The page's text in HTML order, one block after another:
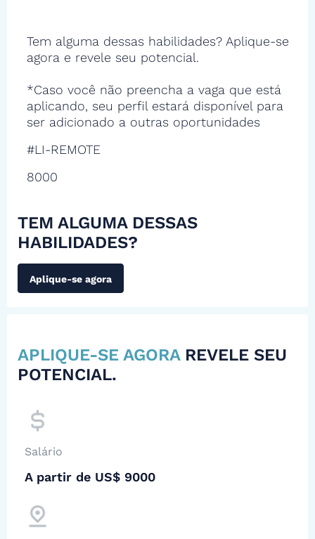
Tem alguma dessas habilidades? Aplique-se
agora e revele seu potencial.
*Caso você não preencha a vaga que está
aplicando, seu perfil estará disponível para
ser adicionado a outras oportunidades
#LI-REMOTE
8000
TEM ALGUMA DESSAS
HABILIDADES?
Aplique-se agora
APLIQUE-SE AGORA REVELE SEU
POTENCIAL.
Salário
A partir de US$ 9000